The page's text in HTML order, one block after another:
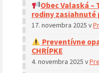
Obec Valaská
rodiny zasiahnuté
17. novembra 2025 v
Preventívne
CHRÍPKE
4. novembra 2025 v